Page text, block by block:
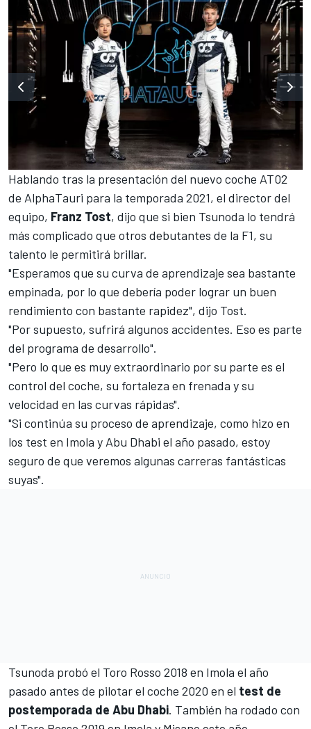
Hablando tras la presentación del nuevo coche AT02
de AlphaTauri para la temporada 2021, el director del
equipo, Franz Tost, dijo que si bien Tsunoda lo tendrá
más complicado que otros debutantes de la F1, su
talento le permitirá brillar.
"Esperamos que su curva de aprendizaje sea bastante
empinada, por lo que debería poder lograr un buen
rendimiento con bastante rapidez", dijo Tost.
"Por supuesto, sufrirá algunos accidentes. Eso es parte
del programa de desarrollo".
"Pero lo que es muy extraordinario por su parte es el
control del coche, su fortaleza en frenada y su
velocidad en las curvas rápidas".
"Si continúa su proceso de aprendizaje, como hizo en
los test en Imola y Abu Dhabi el año pasado, estoy
seguro de que veremos algunas carreras fantásticas
suyas".
Tsunoda probó el Toro Rosso 2018 en Imola el año
pasado antes de pilotar el coche 2020 en el test de
postemporada de Abu Dhabi. También ha rodado con